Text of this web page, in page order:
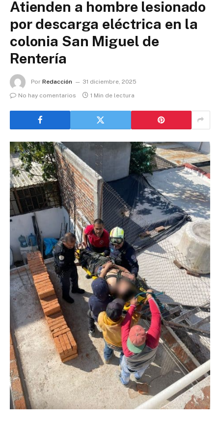
Atienden a hombre lesionado
por descarga eléctrica en la
colonia San Miguel de
Rentería
Por Redacción
31 diciembre, 2025
No hay comentarios
1 Min de lectura